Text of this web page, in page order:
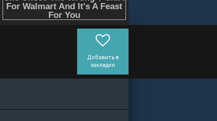
Добавить в
закладки